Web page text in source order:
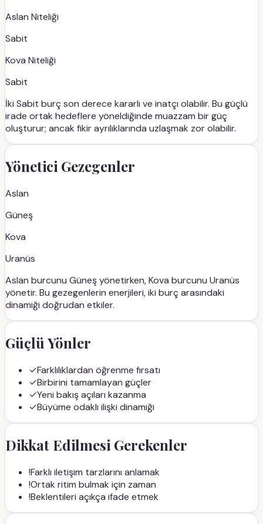
Aslan Niteliği
Sabit
Kova Niteliği
Sabit
İki Sabit burç son derece kararlı ve inatçı olabilir. Bu güçlü
irade ortak hedeflere yöneldiğinde muazzam bir güç
oluşturur; ancak fikir ayrılıklarında uzlaşmak zor olabilir.
Yönetici Gezegenler
Aslan
Güneş
Kova
Uranüs
Aslan burcunu Güneşyönetirken,Kova burcunu Uranüs
yönetir. Bu gezegenlerin enerjileri, iki burç arasındaki
dinamiği doğrudan etkiler.
Güçlü Yönler
✓Farklılıklardan öğrenme fırsatı
✓Birbirini tamamlayan güçler
✓Yeni bakış açıları kazanma
✓Büyüme odaklı ilişki dinamiği
Dikkat Edilmesi Gerekenler
!Farklı iletişim tarzlarını anlamak
!Ortak ritim bulmak için zaman
!Beklentileri açıkça ifade etmek